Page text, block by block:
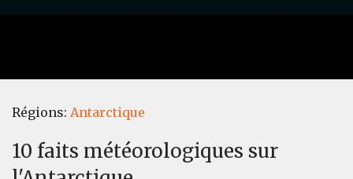
Régions: Antarctique
10 faits météorologiques sur